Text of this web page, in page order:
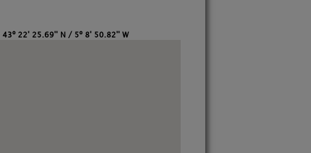
43º 22' 25.69'' N / 5º 8' 50.82'' W